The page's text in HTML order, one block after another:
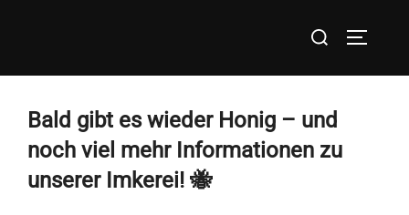
Suchen
Bald gibt es wieder Honig – und
noch viel mehr Informationen zu
unserer Imkerei! 🐝